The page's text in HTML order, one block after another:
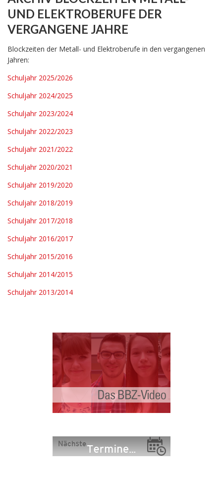
UND ELEKTROBERUFE DER
VERGANGENE JAHRE
Blockzeiten der Metall- und Elektroberufe in den vergangenen
Jahren:
Schuljahr 2025/2026
Schuljahr 2024/2025
Schuljahr 2023/2024
Schuljahr 2022/2023
Schuljahr 2021/2022
Schuljahr 2020/2021
Schuljahr 2019/2020
Schuljahr 2018/2019
Schuljahr 2017/2018
Schuljahr 2016/2017
Schuljahr 2015/2016
Schuljahr 2014/2015
Schuljahr 2013/2014